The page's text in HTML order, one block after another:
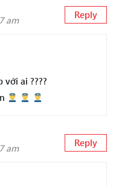
am
Reply
ai ????
am
Reply